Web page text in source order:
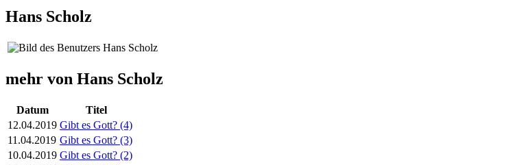
Hans Scholz
mehr von Hans Scholz
Datum
Titel
12.04.2019 Gibt es Gott? (4)
11.04.2019 Gibt es Gott? (3)
10.04.2019 Gibt es Gott? (2)